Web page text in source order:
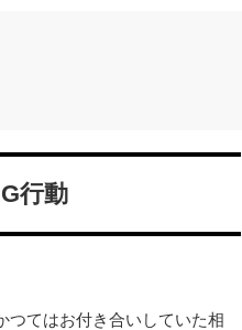
行動
てはお付き合いしていた相